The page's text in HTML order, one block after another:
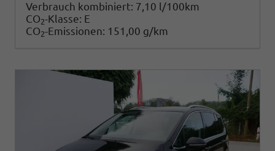
Verbrauch kombiniert: 7,10 l/100km
CO2-Klasse: E
CO2-Emissionen: 151,00 g/km